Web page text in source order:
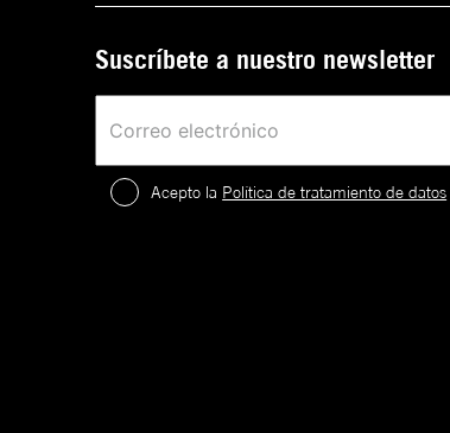
Suscríbete a nuestro newsletter
Acepto la Política de tratamiento de datos